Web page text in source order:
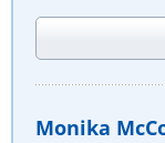
Monika